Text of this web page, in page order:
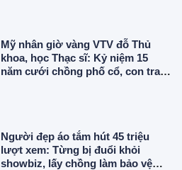
Mỹ nhân giờ vàng VTV đỗ Thủ
khoa, học Thạc sĩ: Kỷ niệm 15
năm cưới chồng phố cổ, con trai
Người đẹp áo tắm hút 45 triệu
lượt xem: Từng bị đuổi khỏi
showbiz, lấy chồng làm bảo vệ